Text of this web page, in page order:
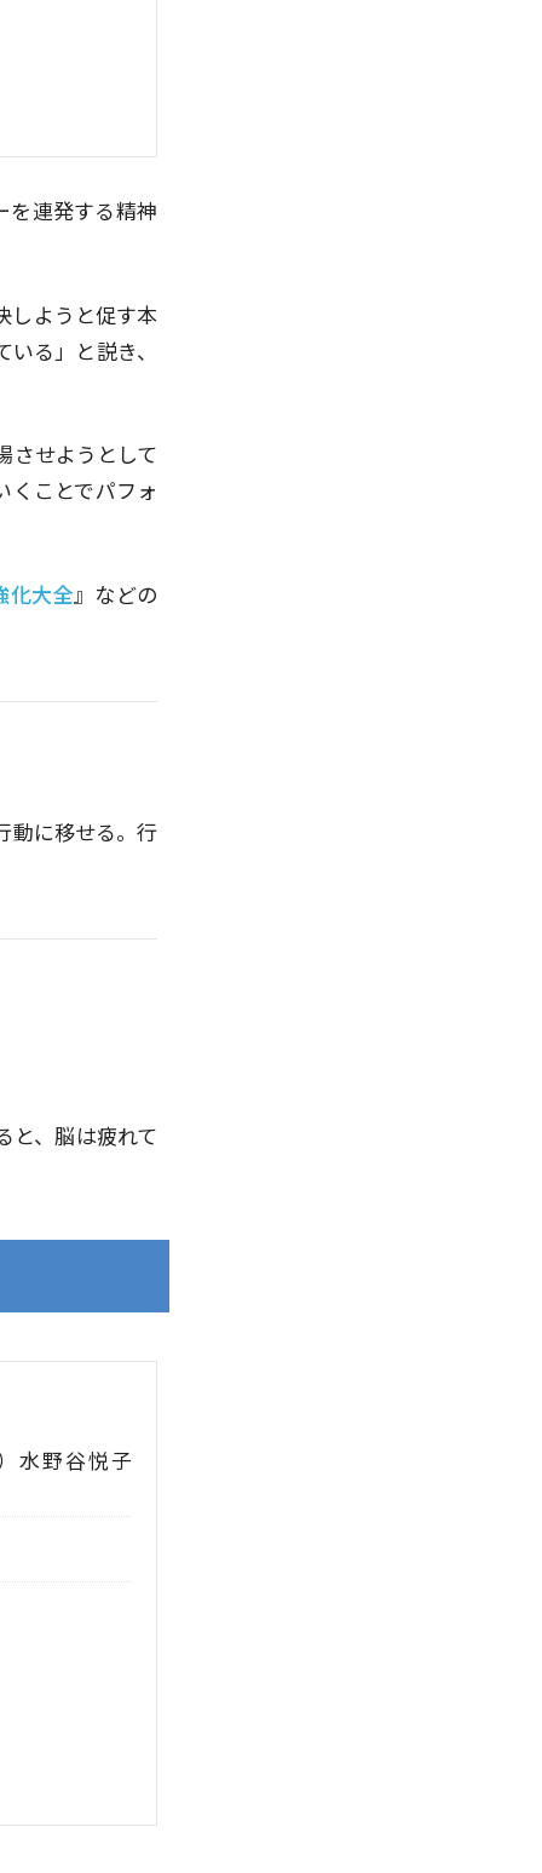
を連発する精神
しようと促す本
る」と説き、
させようとして
くことでパフォ
化大全 』などの
動に移せる。行
と、脳は疲れて
水野谷悦子